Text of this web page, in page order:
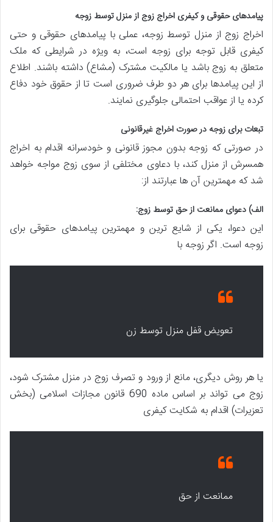
پیامدهای حقوقی و کیفری اخراج زوج از منزل توسط زوجه
اخراج زوج از منزل توسط زوجه، عملی با پیامدهای حقوقی و حتی
کیفری قابل توجه برای زوجه است، به ویژه در شرایطی که ملک
متعلق به زوج باشد یا مالکیت مشترک (مشاع) داشته باشند. اطلاع
از این پیامدها برای هر دو طرف ضروری است تا از حقوق خود دفاع
کرده یا از عواقب احتمالی جلوگیری نمایند.
تبعات برای زوجه در صورت اخراج غیرقانونی
در صورتی که زوجه بدون مجوز قانونی و خودسرانه اقدام به اخراج
همسرش از منزل کند، با دعاوی مختلفی از سوی زوج مواجه خواهد
شد که مهمترین آن ها عبارتند از:
الف) دعوای ممانعت از حق توسط زوج:
این دعوا، یکی از شایع ترین و مهمترین پیامدهای حقوقی برای
زوجه است. اگر زوجه با
تعویض قفل منزل توسط زن
یا هر روش دیگری، مانع از ورود و تصرف زوج در منزل مشترک شود،
زوج می تواند بر اساس ماده 690 قانون مجازات اسلامی (بخش
تعزیرات) اقدام به شکایت کیفری
ممانعت از حق